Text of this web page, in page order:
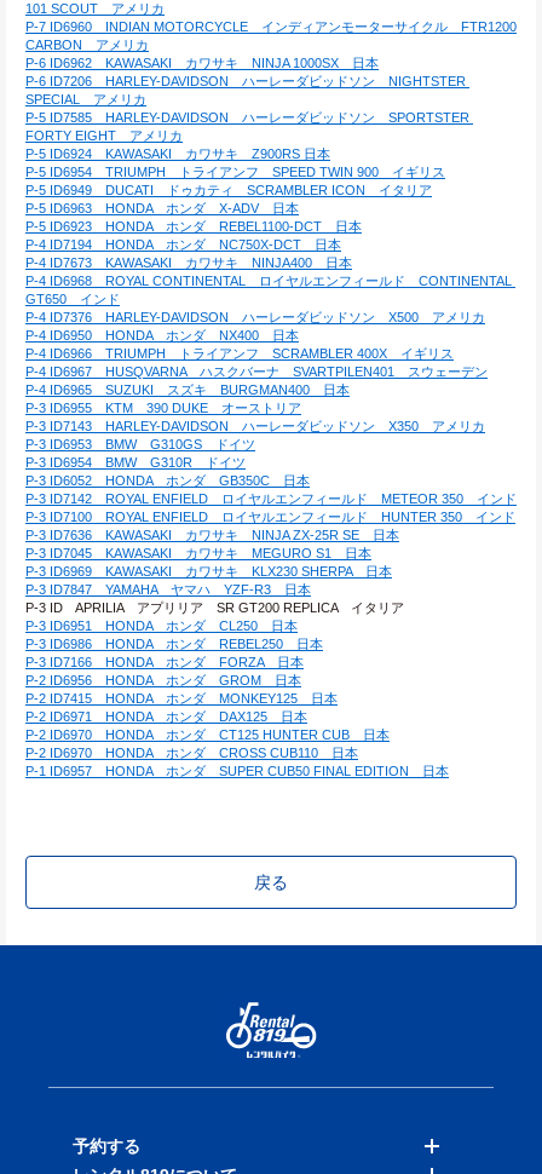
101 SCOUT　アメリカ
P-7 ID6960　INDIAN MOTORCYCLE　インディアンモーターサイクル　FTR1200
CARBON　アメリカ
P-6 ID6962　KAWASAKI　カワサキ　NINJA 1000SX　日本
P-6 ID7206　HARLEY-DAVIDSON　ハーレーダビッドソン　NIGHTSTER
SPECIAL　アメリカ
P-5 ID7585　HARLEY-DAVIDSON　ハーレーダビッドソン　SPORTSTER
FORTY EIGHT　アメリカ
P-5 ID6924　KAWASAKI　カワサキ　Z900RS 日本
P-5 ID6954　TRIUMPH　トライアンフ　SPEED TWIN 900　イギリス
P-5 ID6949　DUCATI　ドゥカティ　SCRAMBLER ICON　イタリア
P-5 ID6963　HONDA　ホンダ　X-ADV　日本
P-5 ID6923　HONDA　ホンダ　REBEL1100-DCT　日本
P-4 ID7194　HONDA　ホンダ　NC750X-DCT　日本
P-4 ID7673　KAWASAKI　カワサキ　NINJA400　日本
P-4 ID6968　ROYAL CONTINENTAL　ロイヤルエンフィールド　CONTINENTAL
GT650　インド
P-4 ID7376　HARLEY-DAVIDSON　ハーレーダビッドソン　X500　アメリカ
P-4 ID6950　HONDA　ホンダ　NX400　日本
P-4 ID6966　TRIUMPH　トライアンフ　SCRAMBLER 400X　イギリス
P-4 ID6967　HUSQVARNA　ハスクバーナ　SVARTPILEN401　スウェーデン
P-4 ID6965　SUZUKI　スズキ　BURGMAN400　日本
P-3 ID6955　KTM　390 DUKE　オーストリア
P-3 ID7143　HARLEY-DAVIDSON　ハーレーダビッドソン　X350　アメリカ
P-3 ID6953　BMW　G310GS　ドイツ
P-3 ID6954　BMW　G310R　ドイツ
P-3 ID6052　HONDA　ホンダ　GB350C　日本
P-3 ID7142　ROYAL ENFIELD　ロイヤルエンフィールド　METEOR 350　インド
P-3 ID7100　ROYAL ENFIELD　ロイヤルエンフィールド　HUNTER 350　インド
P-3 ID7636　KAWASAKI　カワサキ　NINJA ZX-25R SE　日本
P-3 ID7045　KAWASAKI　カワサキ　MEGURO S1　日本
P-3 ID6969　KAWASAKI　カワサキ　KLX230 SHERPA　日本
P-3 ID7847　YAMAHA　ヤマハ　YZF-R3　日本
P-3 ID　APRILIA　アプリリア　SR GT200 REPLICA　イタリア
P-3 ID6951　HONDA　ホンダ　CL250　日本
P-3 ID6986　HONDA　ホンダ　REBEL250　日本
P-3 ID7166　HONDA　ホンダ　FORZA　日本
P-2 ID6956　HONDA　ホンダ　GROM　日本
P-2 ID7415　HONDA　ホンダ　MONKEY125　日本
P-2 ID6971　HONDA　ホンダ　DAX125　日本
P-2 ID6970　HONDA　ホンダ　CT125 HUNTER CUB　日本
P-2 ID6970　HONDA　ホンダ　CROSS CUB110　日本
P-1 ID6957　HONDA　ホンダ　SUPER CUB50 FINAL EDITION　日本
戻る
予約する